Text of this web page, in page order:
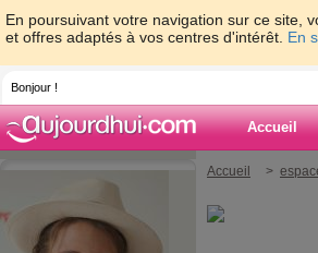
En poursuivant votre navigation sur ce site,
et offres adaptés à vos centres d'intérêt. En
Bonjour !
Accueil
Accueil >